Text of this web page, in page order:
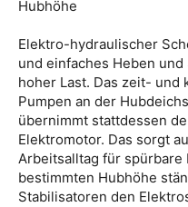
Hubhöhe
Elektro-hydraulischer
und einfaches Heben
hoher Last. Das zeit- und
Pumpen an der
übernimmt stattdessen
Elektromotor. Das sorgt
Arbeitsalltag für spürbare
bestimmten Hubhöhe
Stabilisatoren den